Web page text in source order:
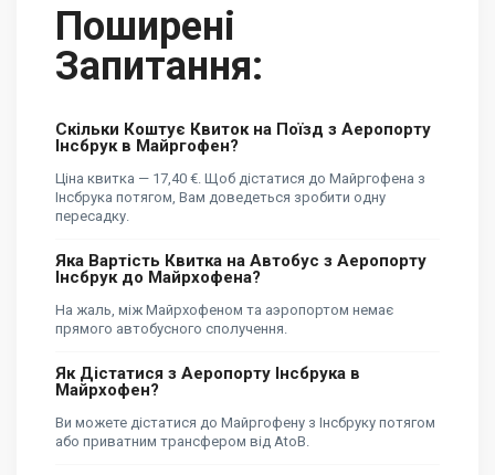
Поширені
Запитання:
Скільки Коштує Квиток на Поїзд з Аеропорту
Інсбрук в Майргофен?
Ціна квитка — 17,40 €. Щоб дістатися до Майргофена з
Інсбрука потягом, Вам доведеться зробити одну
пересадку.
Яка Вартість Квитка на Автобус з Аеропорту
Інсбрук до Майрхофена?
На жаль, між Майрхофеном та аэропортом немає
прямого автобусного сполучення.
Як Дістатися з Аеропорту Інсбрука в
Майрхофен?
Ви можете дістатися до Майргофену з Інсбруку потягом
або приватним трансфером від AtoB.